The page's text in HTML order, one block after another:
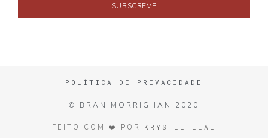
SUBSCREVE
POLÍTICA DE PRIVACIDADE
© BRAN MORRIGHAN 2020
FEITO COM ❤️ POR KRYSTEL LEAL